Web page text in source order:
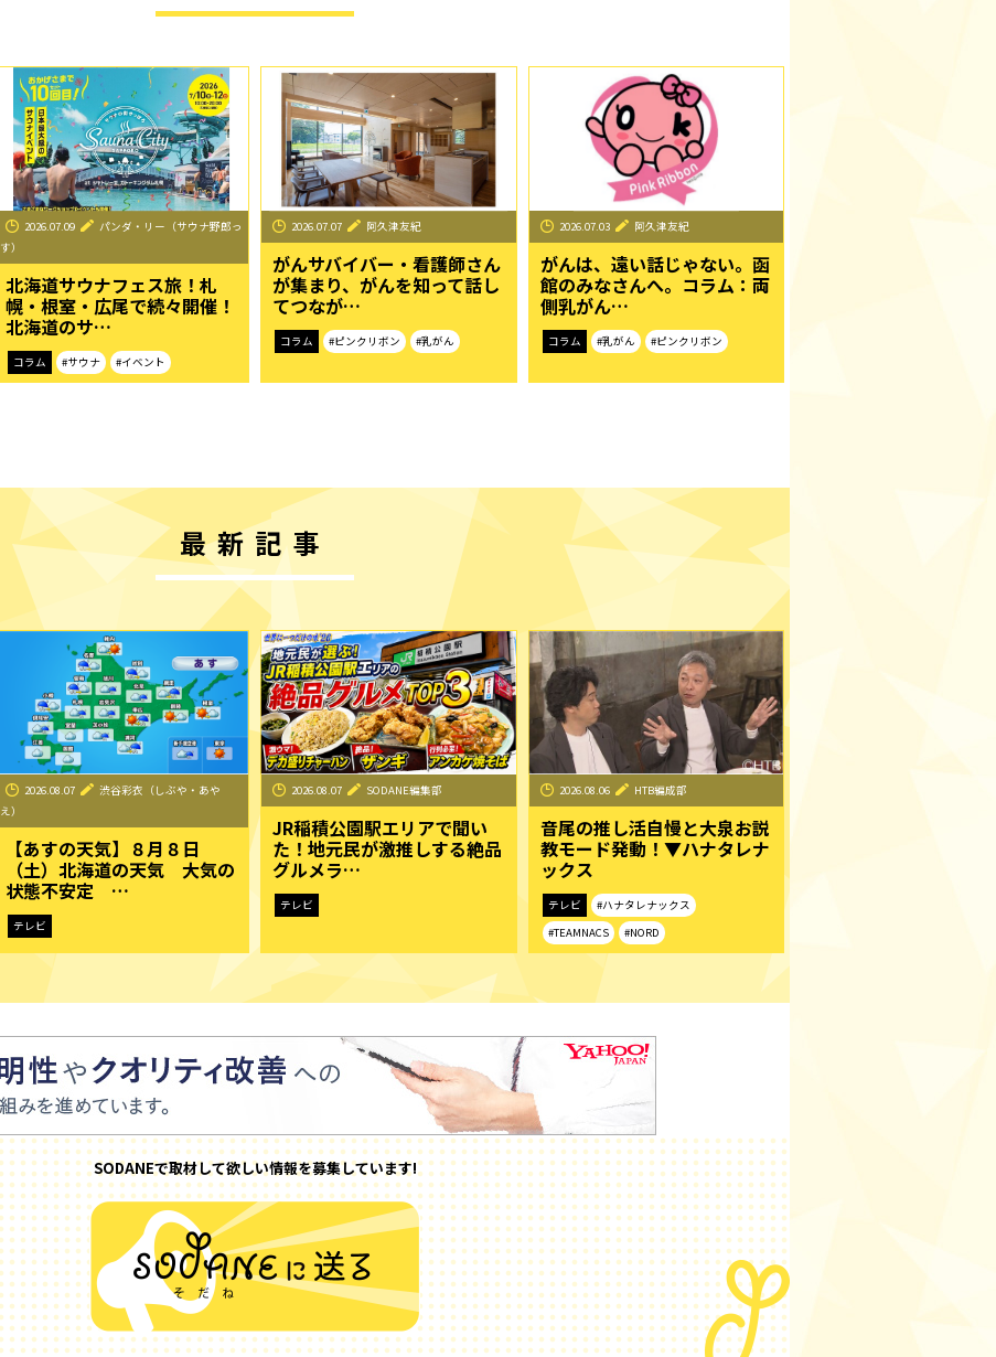
2026.07.09
パンダ・リー（サウナ野郎っ
す）
北海道サウナフェス旅！札
幌・根室・広尾で続々開催！
北海道のサ…
コラム #サウナ #イベント
2026.07.07 阿久津友紀
がんサバイバー・看護師さん
が集まり、がんを知って話し
てつなが…
コラム #ピンクリボン #乳がん
2026.07.03 阿久津友紀
がんは、遠い話じゃない。函
館のみなさんへ。コラム：両
側乳がん…
コラム #乳がん #ピンクリボン
最新記事
2026.08.07
渋谷彩衣（しぶや・あや
え）
【あすの天気】８月８日
（土）北海道の天気 大気の
状態不安定 …
テレビ
2026.08.07 SODANE編集部
JR稲積公園駅エリアで聞い
た！地元民が激推しする絶品
グルメラ…
テレビ
2026.08.06 HTB編成部
音尾の推し活自慢と大泉お説
教モード発動！▼ハナタレナ
ックス
テレビ
#ハナタレナックス
#TEAMNACS
#NORD
SODANEで取材して欲しい情報を募集しています!